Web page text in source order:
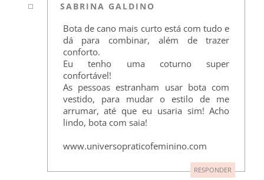
SABRINA GALDINO
Bota de cano mais curto está com tudo e
dá para combinar, além de trazer
conforto.
Eu tenho uma coturno super
confortável!
As pessoas estranham usar bota com
vestido, para mudar o estilo de me
arrumar, até que eu usaria sim! Acho
lindo, bota com saia!
www.universopraticofeminino.com
RESPONDER